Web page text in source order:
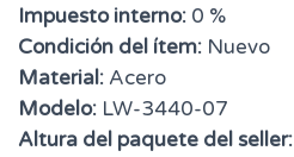
Impuesto interno: 0 %
Condición del ítem: Nuevo
Material: Acero
Modelo: LW-3440-07
Altura del paquete del seller: